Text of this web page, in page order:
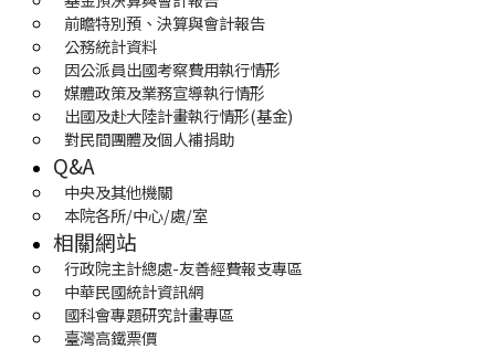
前瞻特別預、決算與會計報告
公務統計資料
因公派員出國考察費用執行情形
媒體政策及業務宣導執行情形
出國及赴大陸計畫執行情形(基金)
對民間團體及個人補捐助
Q&A
中央及其他機關
本院各所/中心/處/室
相關網站
行政院主計總處-友善經費報支專區
中華民國統計資訊網
國科會專題研究計畫專區
臺灣高鐵票價